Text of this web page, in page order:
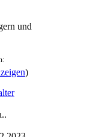
und
)